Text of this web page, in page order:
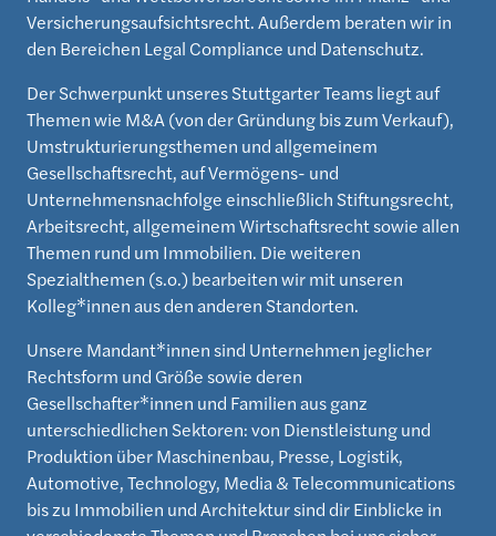
Versicherungsaufsichtsrecht. Außerdem beraten wir in
den Bereichen Legal Compliance und Datenschutz.
Der Schwerpunkt unseres Stuttgarter Teams liegt auf
Themen wie M&A (von der Gründung bis zum Verkauf),
Umstrukturierungsthemen und allgemeinem
Gesellschaftsrecht, auf Vermögens- und
Unternehmensnachfolge einschließlich Stiftungsrecht,
Arbeitsrecht, allgemeinem Wirtschaftsrecht sowie allen
Themen rund um Immobilien. Die weiteren
Spezialthemen (s.o.) bearbeiten wir mit unseren
Kolleg*innen aus den anderen Standorten.
Unsere Mandant*innen sind Unternehmen jeglicher
Rechtsform und Größe sowie deren
Gesellschafter*innen und Familien aus ganz
unterschiedlichen Sektoren: von Dienstleistung und
Produktion über Maschinenbau, Presse, Logistik,
Automotive, Technology, Media & Telecommunications
bis zu Immobilien und Architektur sind dir Einblicke in